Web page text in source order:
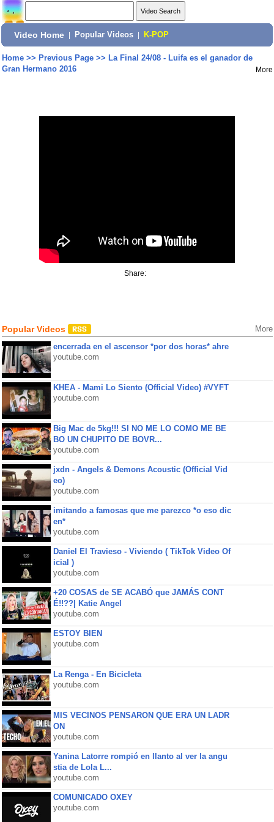
Video Home Popular Videos K-POP
Home>> Previous Page>> La Final 24/08 - Luifa es el ganador de
Gran Hermano 2016
More
Share:
Popular Videos More
encerrada en el ascensor *por dos horas* ahre
youtube.com
KHEA - Mami Lo Siento (Official Video) #VYFT
youtube.com
Big Mac de 5kg!!! SI NO ME LO COMO ME BE
BO UN CHUPITO DE BOVR...
youtube.com
jxdn - Angels & Demons Acoustic (Official Vid
eo)
youtube.com
imitando a famosas que me parezco *o eso dic
en*
youtube.com
Daniel El Travieso - Viviendo ( TikTok Video Of
icial )
youtube.com
+20 COSAS de SE ACABÓ que JAMÁS CONT
É!!??| Katie Angel
youtube.com
ESTOY BIEN
youtube.com
La Renga - En Bicicleta
youtube.com
MIS VECINOS PENSARON QUE ERA UN LADR
ON
youtube.com
Yanina Latorre rompió en llanto al ver la angu
stia de Lola L...
youtube.com
COMUNICADO OXEY
youtube.com